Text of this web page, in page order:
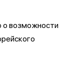
о возможности